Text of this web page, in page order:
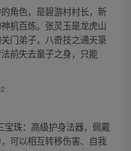
角色，是碧游村村长，新
机百炼。张灵玉是龙虎山
门弟子，八奇技之通天箓
前失去童子之身，只能
宝珠：高级护身法器，佩戴
可以相互转移伤害、自我